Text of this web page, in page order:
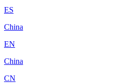
ES
China
EN
China
CN